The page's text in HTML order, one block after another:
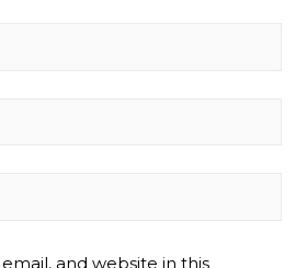
and website in this